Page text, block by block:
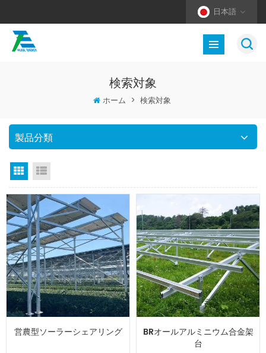
日本語
検索対象
ホーム > 検索対象
製品分類
グリッドビュー
営農型ソーラーシェアリング
BRオールアルミニウム合金架
台